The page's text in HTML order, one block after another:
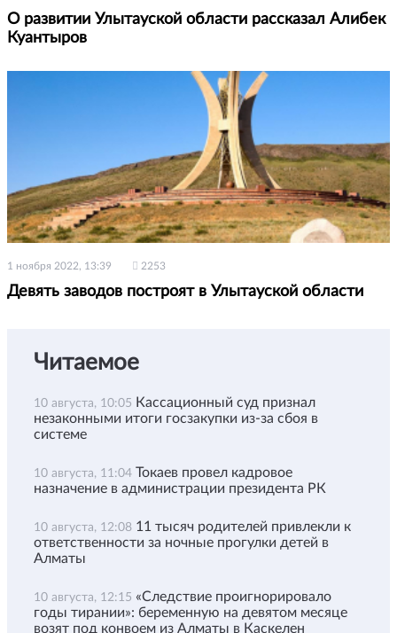
О развитии Улытауской области рассказал Алибек
Куантыров
1 ноября 2022, 13:39 2253
Девять заводов построят в Улытауской области
Читаемое
10 августа, 10:05 Кассационный суд признал
незаконными итоги госзакупки из-за сбоя в
системе
10 августа, 11:04 Токаев провел кадровое
назначение в администрации президента РК
10 августа, 12:08 11 тысяч родителей привлекли к
ответственности за ночные прогулки детей в
Алматы
10 августа, 12:15 «Следствие проигнорировало
годы тирании»: беременную на девятом месяце
возят под конвоем из Алматы в Каскелен